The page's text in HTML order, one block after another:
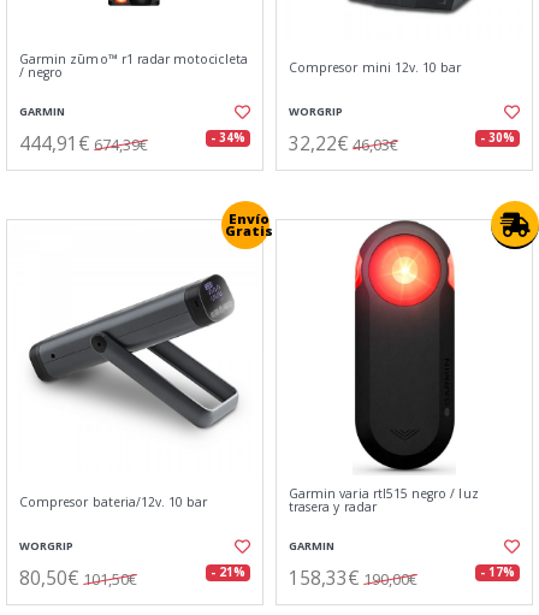
Garmin zūmo™ r1 radar motocicleta
/ negro
GARMIN
444,91€ 674,39€ - 34%
Compresor mini 12v. 10 bar
WORGRIP
32,22€ 46,03€ - 30%
Envío
Gratis
Compresor bateria/12v. 10 bar
WORGRIP
80,50€ 101,50€ - 21%
Garmin varia rtl515 negro / luz
trasera y radar
GARMIN
158,33€ 190,00€ - 17%